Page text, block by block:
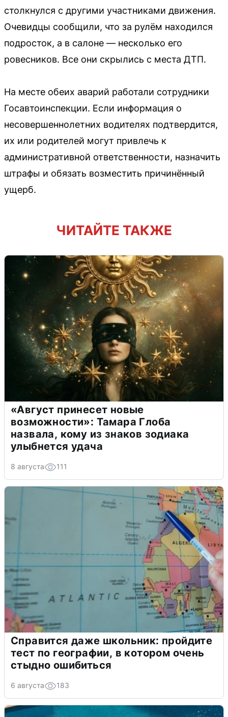
столкнулся с другими участниками движения.
Очевидцы сообщили, что за рулём находился
подросток, а в салоне — несколько его
ровесников. Все они скрылись с места ДТП.
На месте обеих аварий работали сотрудники
Госавтоинспекции. Если информация о
несовершеннолетних водителях подтвердится,
их или родителей могут привлечь к
административной ответственности, назначить
штрафы и обязать возместить причинённый
ущерб.
ЧИТАЙТЕ ТАКЖЕ
«Август принесет новые
возможности»: Тамара Глоба
назвала, кому из знаков зодиака
улыбнется удача
8 августа 111
Справится даже школьник: пройдите
тест по географии, в котором очень
стыдно ошибиться
6 августа 183